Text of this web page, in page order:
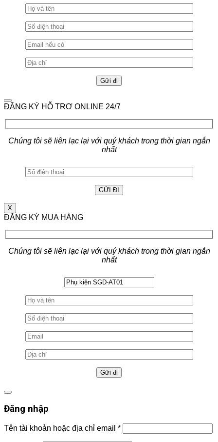
ĐĂNG KÝ HỖ TRỢ ONLINE 24/7
Chúng tôi sẽ liên lạc lại với quý khách trong thời gian ngắn
nhất
X
ĐĂNG KÝ MUA HÀNG
Chúng tôi sẽ liên lạc lại với quý khách trong thời gian ngắn
nhất
Đăng nhập
Tên tài khoản hoặc địa chỉ email *